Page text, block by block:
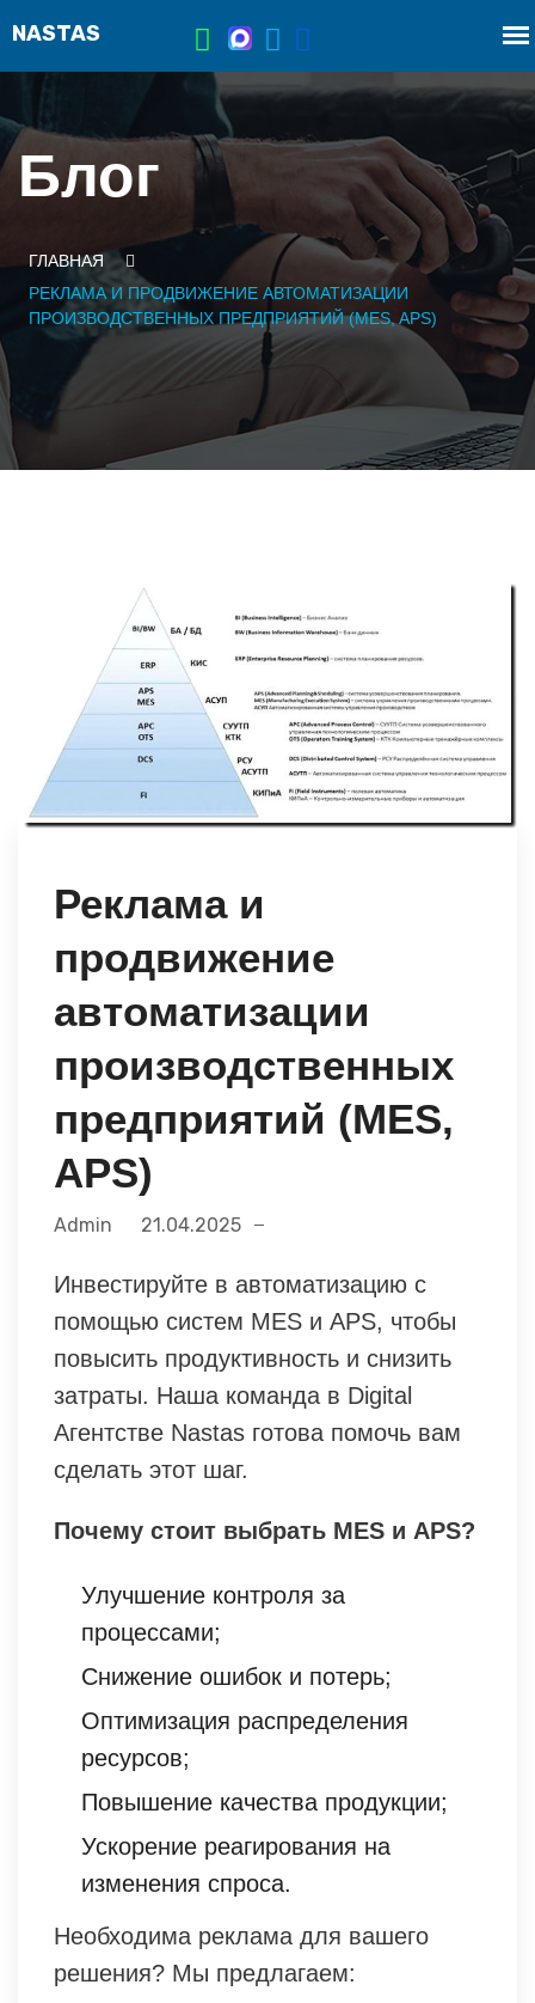
Блог
ГЛАВНАЯ
РЕКЛАМА И ПРОДВИЖЕНИЕ АВТОМАТИЗАЦИИ
ПРОИЗВОДСТВЕННЫХ ПРЕДПРИЯТИЙ (MES, APS)
Реклама и
продвижение
автоматизации
производственных
предприятий (MES,
APS)
Admin 21.04.2025
Инвестируйте в автоматизацию с
помощью систем MES и APS, чтобы
повысить продуктивность и снизить
затраты. Наша команда в Digital
Агентстве Nastas готова помочь вам
сделать этот шаг.
Почему стоит выбрать MES и APS?
Улучшение контроля за
процессами;
Снижение ошибок и потерь;
Оптимизация распределения
ресурсов;
Повышение качества продукции;
Ускорение реагирования на
изменения спроса.
Необходима реклама для вашего
решения? Мы предлагаем: